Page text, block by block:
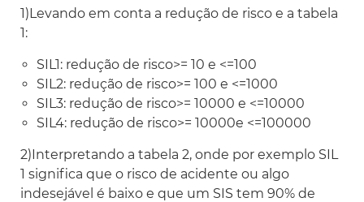
1)Levando em conta a redução de risco e a tabela
1:
SIL1: redução de risco>= 10 e <=100
SIL2: redução de risco>= 100 e <=1000
SIL3: redução de risco>= 10000 e <=10000
SIL4: redução de risco>= 10000e <=100000
2)Interpretando a tabela 2, onde por exemplo SIL
1 significa que o risco de acidente ou algo
indesejável é baixo e que um SIS tem 90% de